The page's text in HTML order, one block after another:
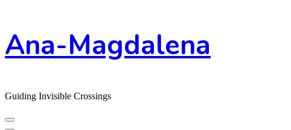
to
Content
Ana-Magdalena
Guiding Invisible Crossings